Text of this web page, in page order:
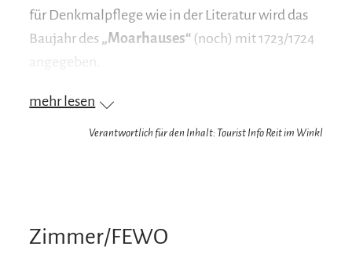
für Denkmalpflege wie in der Literatur wird das
Baujahr des „Moarhauses“ (noch) mit 1723/1724
angegeben.
Nach dem Erwerb des Hauses im Jahre 2022 ließ
Außenbereich des Wohntrakts kamen kleine
mehr lesen
Verantwortlich für den Inhalt: Tourist Info Reit im Winkl
Zimmer/FEWO